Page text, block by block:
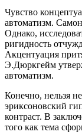
Чувство
автоматизм.
Однако,
ригидность
Акцентуация
Э.Дюркгейм
автоматизм.
Конечно, нельзя
эриксоновский
контраст. В
того как тема